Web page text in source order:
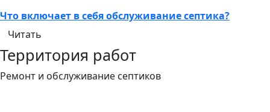
Что включает в себя обслуживание септика?
Читать
Территория работ
Ремонт и обслуживание септиков